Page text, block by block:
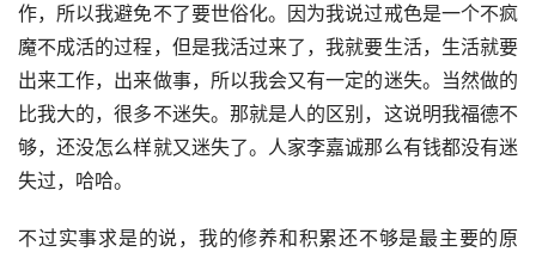
作，所以我避免不了要世俗化。因为我说过戒色是一个不疯
魔不成活的过程，但是我活过来了，我就要生活，生活就要
出来工作，出来做事，所以我会又有一定的迷失。当然做的
比我大的，很多不迷失。那就是人的区别，这说明我福德不
够，还没怎么样就又迷失了。人家李嘉诚那么有钱都没有迷
失过，哈哈。
不过实事求是的说，我的修养和积累还不够是最主要的原